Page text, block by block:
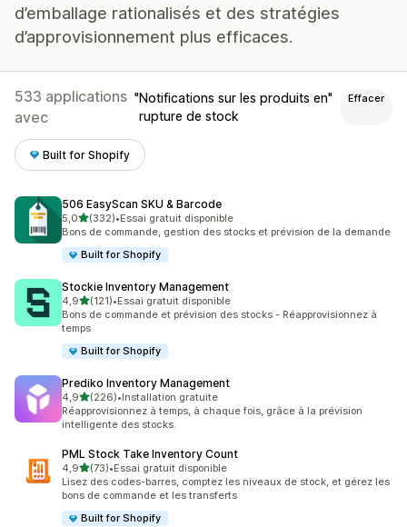
d’emballage rationalisés et des stratégies
d’approvisionnement plus efficaces.
533 applications
avec
Notifications sur les produits en
rupture de stock
Effacer
Built for Shopify
506 EasyScan SKU & Barcode
5,0étoile(s) sur 5
(332)
332 avis au total
•Essai gratuit disponible
Bons de commande, gestion des stocks et prévision de la demande
Built for Shopify
Stockie Inventory Management
4,9étoile(s) sur 5
(121)
121 avis au total
•Essai gratuit disponible
Bons de commande et prévision des stocks - Réapprovisionnez à
temps
Built for Shopify
Prediko Inventory Management
4,9étoile(s) sur 5
(226)
226 avis au total
•Installation gratuite
Réapprovisionnez à temps, à chaque fois, grâce à la prévision
intelligente des stocks.
PML Stock Take Inventory Count
4,9étoile(s) sur 5
(73)
73 avis au total
•Essai gratuit disponible
Lisez des codes-barres, comptez les niveaux de stock, et gérez les
bons de commande et les transferts
Built for Shopify